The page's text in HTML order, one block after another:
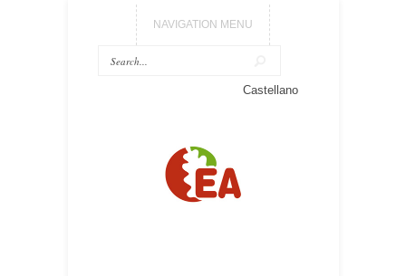
NAVIGATION MENU
Castellano